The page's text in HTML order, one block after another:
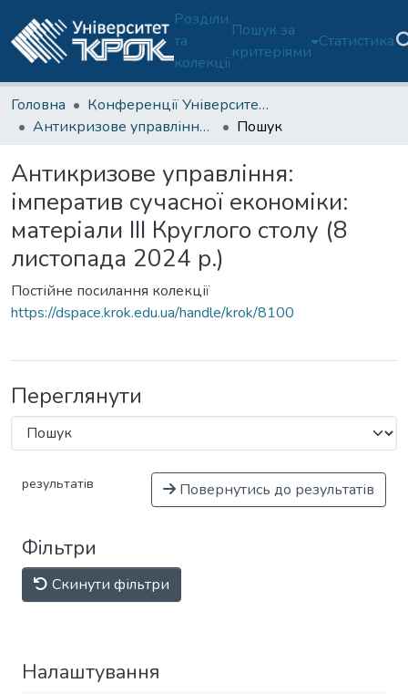
Розділи
та
колекції
Пошук за
критеріями
Статистика
Головна
Конференції Університету (тези доповідей)
Антикризове управління: імператив сучасної економіки: матеріали IІI Круглого столу (8 листопада 2024 р.)
Пошук
Антикризове управління:
імператив сучасної економіки:
матеріали IІI Круглого столу (8
листопада 2024 р.)
Постійне посилання колекції
https://dspace.krok.edu.ua/handle/krok/8100
Переглянути
результатів Повернутись до результатів
Фільтри
Скинути фільтри
Налаштування